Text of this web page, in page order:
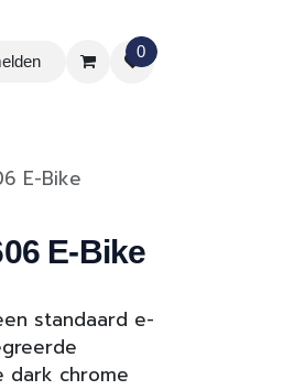
0
E-Bike
E-Bike
standaard e-
dark chrome